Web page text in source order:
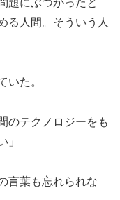
題にぶつかったと
る人間。そういう人
いた。
のテクノロジーをも
」
言葉も忘れられな